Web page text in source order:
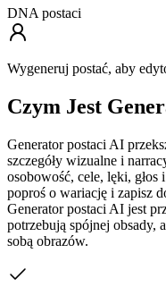
DNA postaci
Wygeneruj postać, aby
Czym Jest
Generator postaci AI
szczegóły wizualne i
osobowość, cele, lęki,
poproś o wariację i zapisz
Generator postaci AI jest
potrzebują spójnej obsady,
sobą obrazów.